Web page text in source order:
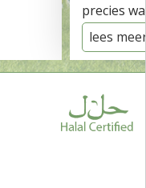
precies
lees